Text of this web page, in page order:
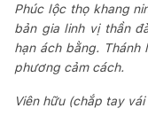
Phúc lộc thọ khang
bản gia linh vị thần
hạn ách bằng. Thánh
phương cảm cách.
Viên hữu (chắp tay